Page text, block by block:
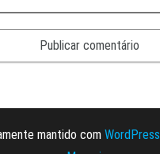
mantido com WordPress